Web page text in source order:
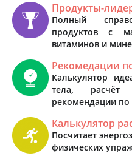
Продукты-
Полный
продуктов с
витаминов и
Рекомедации
Калькулятор
тела, расчёт
рекомендации
Калькулятор
Посчитает
физических